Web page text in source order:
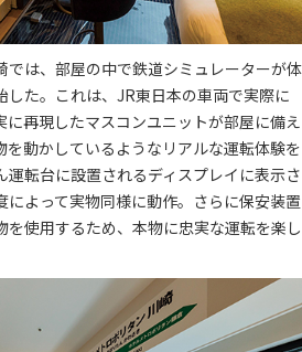
は、部屋の中で鉄道シミュレーターが体
した。これは、JR東日本の車両で実際に
再現したマスコンユニットが部屋に備え
を動かしているようなリアルな運転体験を
転台に設置されるディスプレイに表示さ
によって実物同様に動作。さらに保安装置
を使用するため、本物に忠実な運転を楽し